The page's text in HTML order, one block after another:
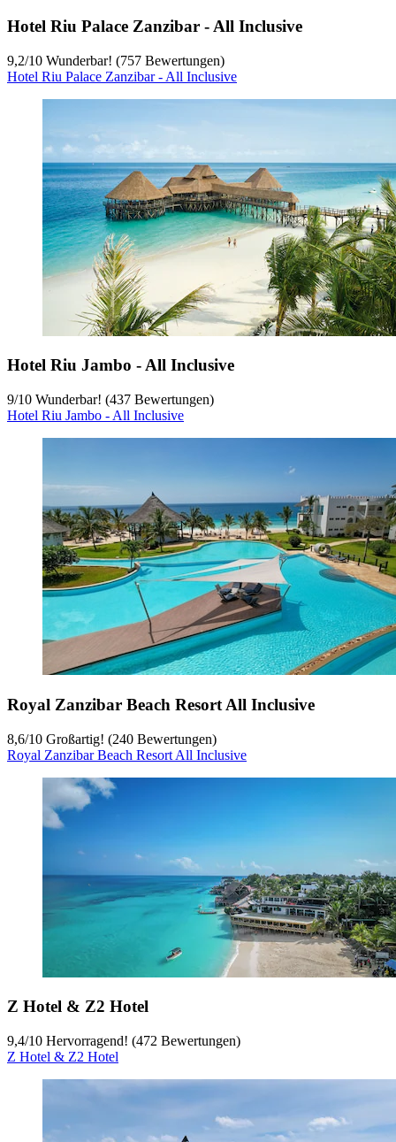
Hotel Riu Palace Zanzibar - All Inclusive
9,2/10 Wunderbar! (757 Bewertungen)
Hotel Riu Palace Zanzibar - All Inclusive
Hotel Riu Jambo - All Inclusive
9/10 Wunderbar! (437 Bewertungen)
Hotel Riu Jambo - All Inclusive
Royal Zanzibar Beach Resort All Inclusive
8,6/10 Großartig! (240 Bewertungen)
Royal Zanzibar Beach Resort All Inclusive
Z Hotel & Z2 Hotel
9,4/10 Hervorragend! (472 Bewertungen)
Z Hotel & Z2 Hotel